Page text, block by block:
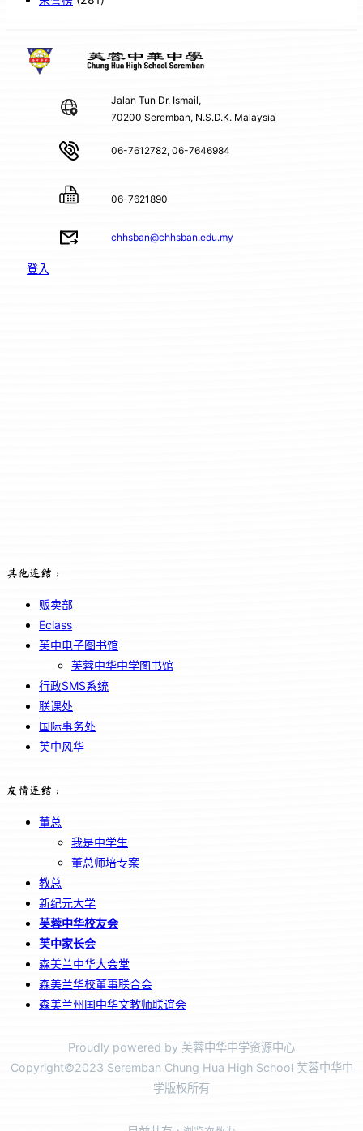
Jalan Tun Dr. Ismail,
70200 Seremban, N.S.D.K. Malaysia
06-7612782, 06-7646984
06-7621890
chhsban@chhsban.edu.my
登入
其他连结：
贩卖部
Eclass
芙中电子图书馆
芙蓉中华中学图书馆
行政SMS系统
联课处
国际事务处
芙中风华
友情连结：
董总
我是中学生
董总师培专案
教总
新纪元大学
芙蓉中华校友会
芙中家长会
森美兰中华大会堂
森美兰华校董事联合会
森美兰州国中华文教师联谊会
Proudly powered by 芙蓉中华中学资源中心
Copyright©2023 Seremban Chung Hua High School 芙蓉中华中
学版权所有